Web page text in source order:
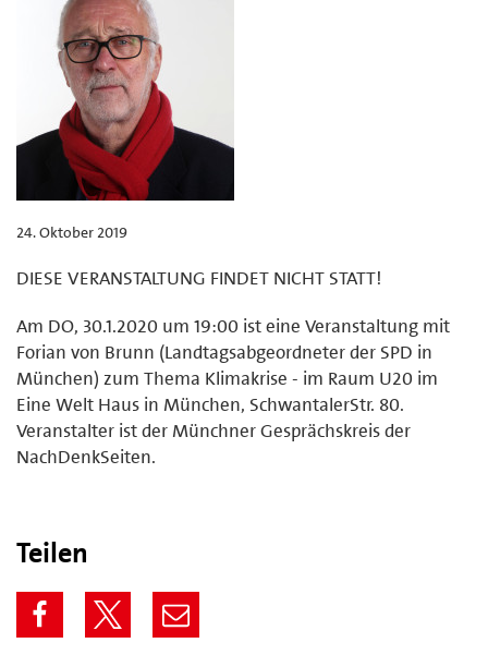
24. Oktober 2019
DIESE VERANSTALTUNG FINDET NICHT STATT!
Am DO, 30.1.2020 um 19:00 ist eine Veranstaltung mit
Forian von Brunn (Landtagsabgeordneter der SPD in
München) zum Thema Klimakrise - im Raum U20 im
Eine Welt Haus in München, SchwantalerStr. 80.
Veranstalter ist der Münchner Gesprächskreis der
NachDenkSeiten.
Teilen